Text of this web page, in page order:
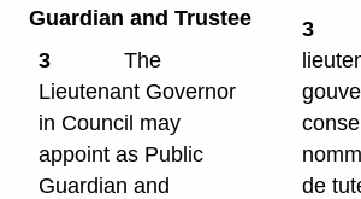
Guardian and Trustee
3
The
Lieutenant Governor
in Council may
appoint as Public
Guardian and
3
de